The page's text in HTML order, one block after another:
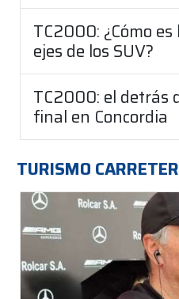
TC2000: ¿Cómo
ejes de los SUV?
TC2000: el detrás
final en Concordia
TURISMO